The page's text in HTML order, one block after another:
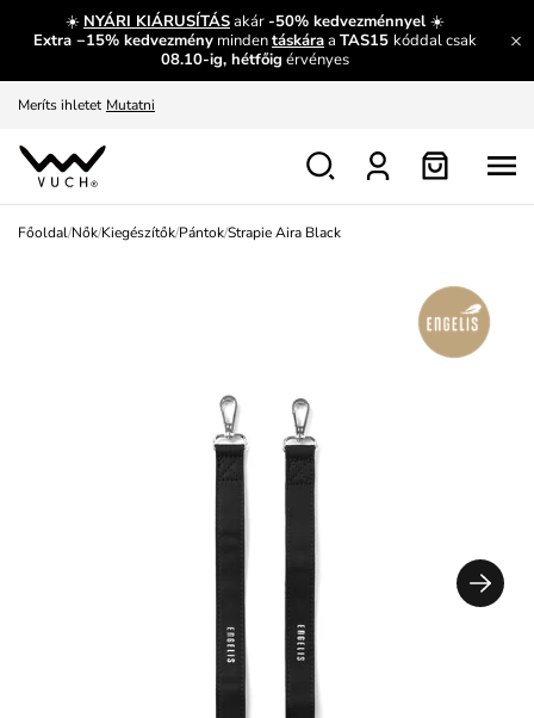
☀️ NYÁRI KIÁRUSÍTÁSakár-50% kedvezménnyel ☀️
Extra −15% kedvezmény mindentáskáraa TAS15 kóddal csak
08.10-ig, hétfőig érvényes
És mi az, amit máshol nem lehet megtudni?
Fedezze fel velünk az újdonságokat. Megtekintés
Meríts ihletet Mutatni
Ingyenes csere és visszaküldés
Főoldal/Nők/Kiegészítők/Pántok/Strapie Aira Black